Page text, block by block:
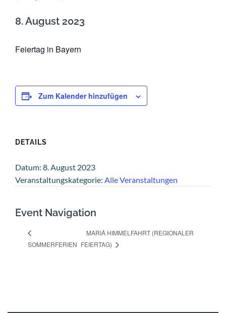
8. August 2023
Feiertag in Bayern
Zum Kalender hinzufügen
DETAILS
Datum: 8. August 2023
Veranstaltungskategorie: Alle Veranstaltungen
Event Navigation
SOMMERFERIEN
MARIÄ HIMMELFAHRT (REGIONALER
FEIERTAG)